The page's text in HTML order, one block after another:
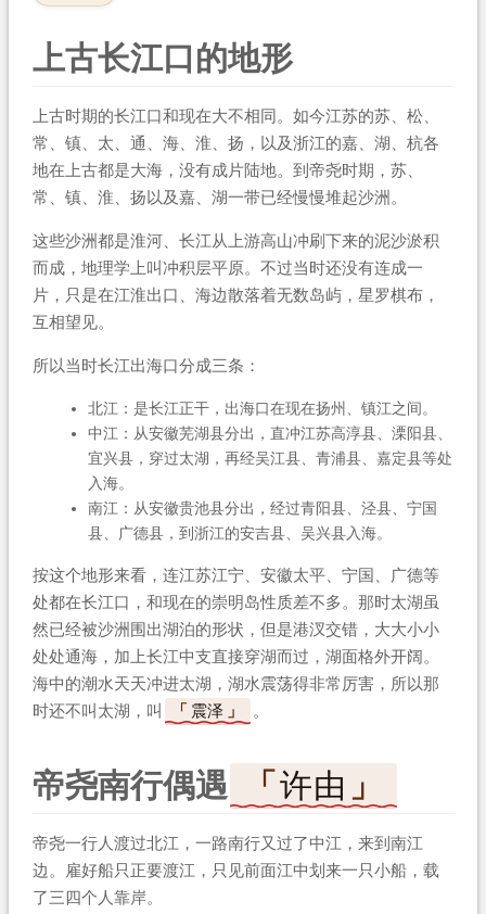
上古长江口的地形
上古时期的长江口和现在大不相同。如今江苏的苏、松、
常、镇、太、通、海、淮、扬，以及浙江的嘉、湖、杭各
地在上古都是大海，没有成片陆地。到帝尧时期，苏、
常、镇、淮、扬以及嘉、湖一带已经慢慢堆起沙洲。
这些沙洲都是淮河、长江从上游高山冲刷下来的泥沙淤积
而成，地理学上叫冲积层平原。不过当时还没有连成一
片，只是在江淮出口、海边散落着无数岛屿，星罗棋布，
互相望见。
所以当时长江出海口分成三条：
北江：是长江正干，出海口在现在扬州、镇江之间。
中江：从安徽芜湖县分出，直冲江苏高淳县、溧阳县、
宜兴县，穿过太湖，再经吴江县、青浦县、嘉定县等处
入海。
南江：从安徽贵池县分出，经过青阳县、泾县、宁国
县、广德县，到浙江的安吉县、吴兴县入海。
按这个地形来看，连江苏江宁、安徽太平、宁国、广德等
处都在长江口，和现在的崇明岛性质差不多。那时太湖虽
然已经被沙洲围出湖泊的形状，但是港汊交错，大大小小
处处通海，加上长江中支直接穿湖而过，湖面格外开阔。
海中的潮水天天冲进太湖，湖水震荡得非常厉害，所以那
时还不叫太湖，叫
震泽 。
帝尧南行偶遇 许由
帝尧一行人渡过北江，一路南行又过了中江，来到南江
边。雇好船只正要渡江，只见前面江中划来一只小船，载
了三四个人靠岸。